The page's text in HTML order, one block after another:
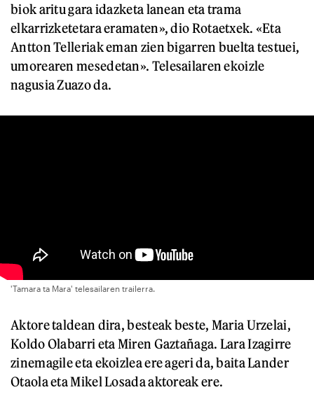
biok aritu gara idazketa lanean eta trama
elkarrizketetara eramaten», dio Rotaetxek. «Eta
Antton Telleriak eman zien bigarren buelta testuei,
umorearen mesedetan». Telesailaren ekoizle
nagusia Zuazo da.
'Tamara ta Mara' telesailaren trailerra.
Aktore taldean dira, besteak beste, Maria Urzelai,
Koldo Olabarri eta Miren Gaztañaga. Lara Izagirre
zinemagile eta ekoizlea ere ageri da, baita Lander
Otaola eta Mikel Losada aktoreak ere.